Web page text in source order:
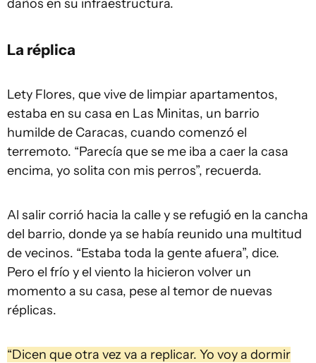
daños en su infraestructura.
La réplica
Lety Flores, que vive de limpiar apartamentos,
estaba en su casa en Las Minitas, un barrio
humilde de Caracas, cuando comenzó el
terremoto. “Parecía que se me iba a caer la casa
encima, yo solita con mis perros”, recuerda.
Al salir corrió hacia la calle y se refugió en la cancha
del barrio, donde ya se había reunido una multitud
de vecinos. “Estaba toda la gente afuera”, dice.
Pero el frío y el viento la hicieron volver un
momento a su casa, pese al temor de nuevas
réplicas.
“Dicen que otra vez va a replicar. Yo voy a dormir